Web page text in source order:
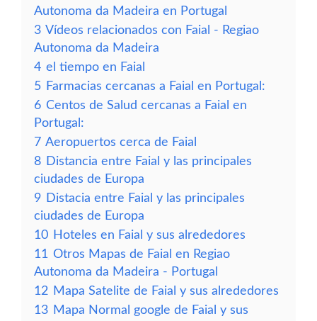
Autonoma da Madeira en Portugal
3 Vídeos relacionados con Faial - Regiao
Autonoma da Madeira
4 el tiempo en Faial
5 Farmacias cercanas a Faial en Portugal:
6 Centos de Salud cercanas a Faial en
Portugal:
7 Aeropuertos cerca de Faial
8 Distancia entre Faial y las principales
ciudades de Europa
9 Distacia entre Faial y las principales
ciudades de Europa
10 Hoteles en Faial y sus alrededores
11 Otros Mapas de Faial en Regiao
Autonoma da Madeira - Portugal
12 Mapa Satelite de Faial y sus alrededores
13 Mapa Normal google de Faial y sus